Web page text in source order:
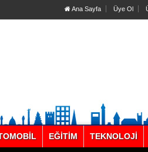
Ana Sayfa Üye Ol
EĞİTİM TEKNOLOJİ